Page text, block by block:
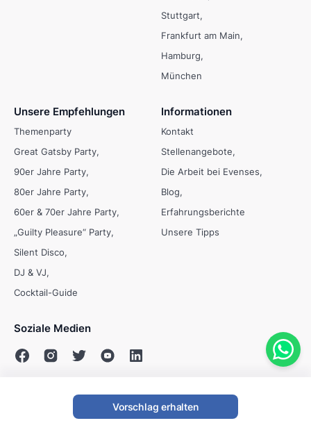
Vorschlag erhalten
Stuttgart
Frankfurt am Main
Hamburg
München
Unsere Empfehlungen
Themenparty
Great Gatsby Party
90er Jahre Party
80er Jahre Party
60er & 70er Jahre Party
„Guilty Pleasure“ Party
Silent Disco
DJ & VJ
Cocktail-Guide
Informationen
Kontakt
Stellenangebote
Die Arbeit bei Evenses
Blog
Erfahrungsberichte
Unsere Tipps
Soziale Medien
© Evenses 2009 - 2026